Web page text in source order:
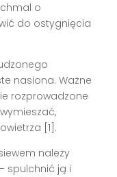
o
do ostygnięcia
nasiona. Ważne
rozprowadzone
[1].
należy
spulchnić ją i